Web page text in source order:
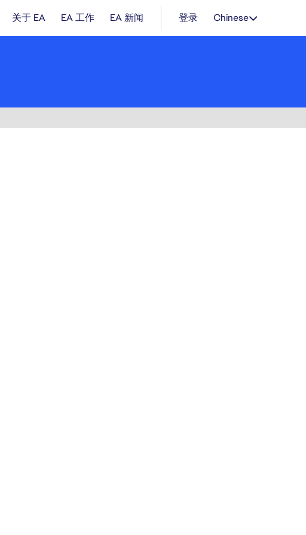
关于 EA EA 工作 EA 新闻 登录 Chinese